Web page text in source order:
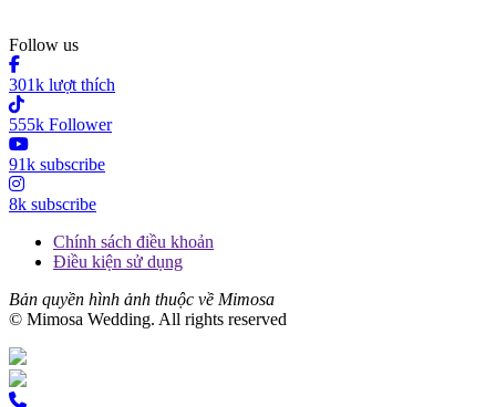
Follow us
301k lượt thích
555k Follower
91k subscribe
8k subscribe
Chính sách điều khoản
Điều kiện sử dụng
Bản quyền hình ảnh thuộc về Mimosa
© Mimosa Wedding. All rights reserved